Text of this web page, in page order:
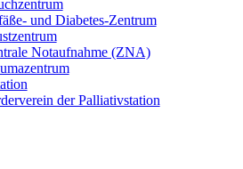
und Diabetes-Zentrum
Notaufnahme (ZNA)
der Palliativstation